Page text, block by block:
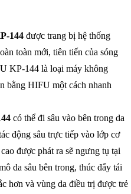
144được trang bị hệ thống
toàn mới, tiên tiến của sóng
KP-144 là loại máy không
bằng HIFU một cách nhanh
có thể đi sâu vào bên trong da
động sâu trực tiếp vào lớp cơ
được phát ra sẽ ngưng tụ tại
da sâu bên trong, thúc đẩy tái
hơn và vùng da điều trị được trẻ